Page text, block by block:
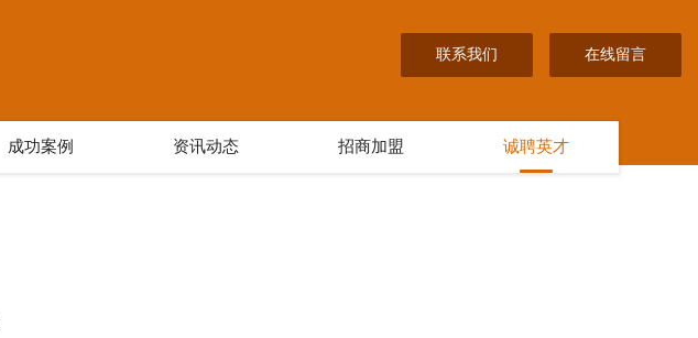
联系我们 在线留言
成功案例 资讯动态 招商加盟 诚聘英才